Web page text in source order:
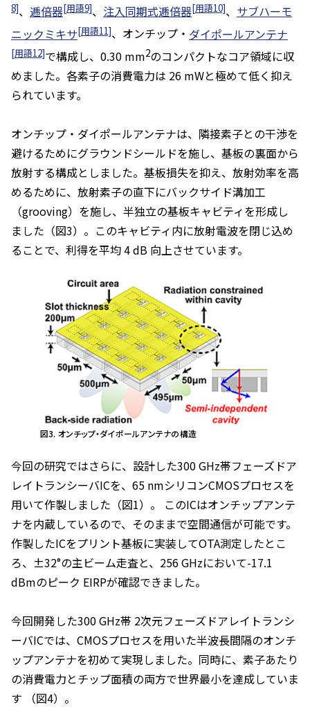
8]、 逓倍器[用語9]、 注入同期式逓倍器[用語10]、 サブハーモ
ニックミキサ[用語11]、オンチップ・ ダイポールアンテナ
[用語12]で構成し、0.30 mm2のコンパクトなコア領域に収
めました。各素子の消費電力は 26 mWと極めて低く抑え
られています。
オンチップ・ダイポールアンテナは、隣接素子との干渉を
避けるためにグラウンドシールドを施し、基板の裏面から
放射する構成としました。基板損失を抑え、放射効率を高
めるために、放射素子の直下にバックサイド溝加工
（grooving）を施し、半独立の基板キャビティを形成し
ました（図3）。このキャビティ内に放射電波を閉じ込め
ることで、利得を平均 4 dB 向上させています。
図3. オンチップ・ダイポールアンテナの構造
今回の研究ではさらに、設計した300 GHz帯フェーズドア
レイトランシーバICを、65 nmシリコンCMOSプロセスを
用いて作製しました（図1）。 このICはオンチップアンテ
ナを内蔵しているので、そのままで空間通信が可能です。
作製したICをプリント基板に実装してOTA測定したとこ
ろ、±32°の主ビーム走査と、256 GHzにおいて-17.1
dBmのピーク EIRPが確認できました。
今回開発した300 GHz帯 2次元フェーズドアレイトランシ
ーバICでは、CMOSプロセスを用いた半波長間隔のオンチ
ップアンテナを初めて実現しました。同時に、素子あたり
の消費電力とチップ面積の両方で世界最小を達成していま
す （図4）。